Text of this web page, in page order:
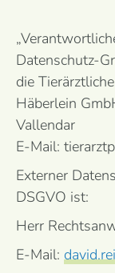
Datenschutz-
die
Häberlein
Vallendar
E-Mail:
Externer
DSGVO ist:
Herr
E-Mail: